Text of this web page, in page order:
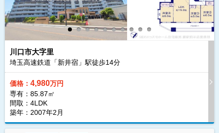
川口市大字里
埼玉高速鉄道「新井宿」駅徒歩14分
価格： 4,980万円
専有：85.87㎡
間取：4LDK
築年：2007年2月